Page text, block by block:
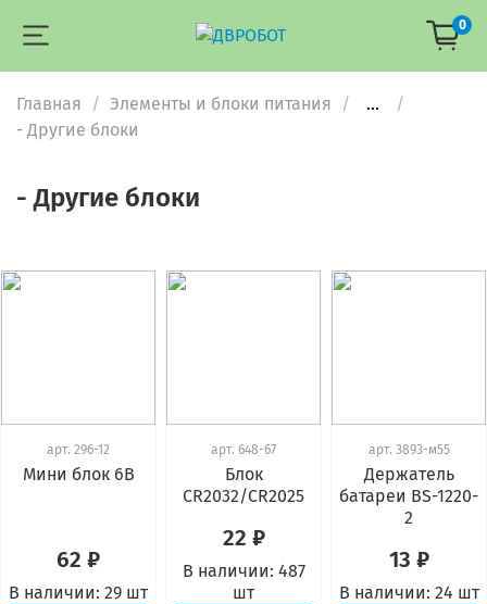
0
Главная Элементы и блоки питания
...
- Другие блоки
- Другие блоки
арт. 296-12
Мини блок 6В
62 ₽
В наличии: 29 шт
арт. 648-67
Блок
CR2032/CR2025
22 ₽
В наличии: 487
шт
арт. 3893-м55
Держатель
батареи BS-1220-
2
13 ₽
В наличии: 24 шт